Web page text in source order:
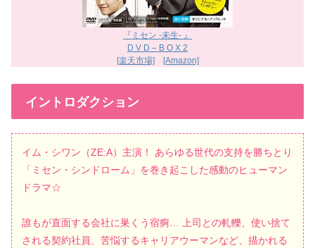
『ミセン -未生- 』
D V D – B O X 2
[楽天市場]
[Amazon]
イントロダクション
イム・シワン（ZE:A）主演！ あらゆる世代の支持を勝ちとり
「ミセン・シンドローム」を巻き起こした感動のヒューマン
ドラマ☆
誰もが直面する会社に巣くう宿痾… 上司との軋轢、使い捨て
される契約社員、苦悩するキャリアウーマンなど、描かれる